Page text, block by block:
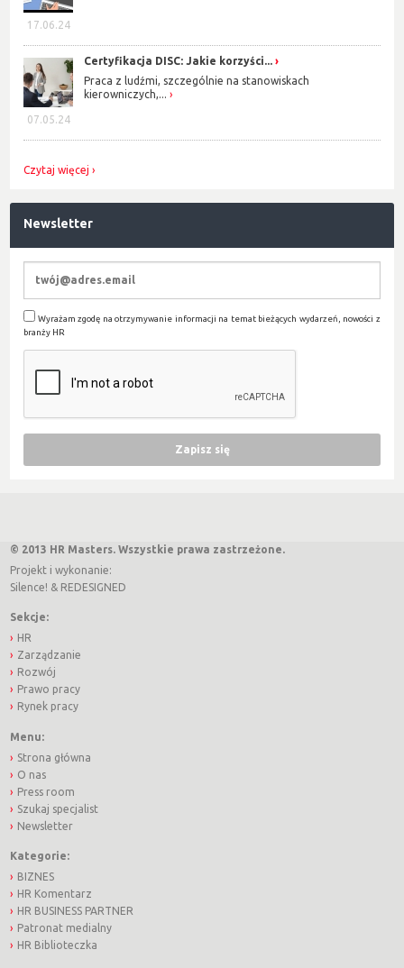
17.06.24
07.05.24
Certyfikacja DISC: Jakie korzyści...
Praca z ludźmi, szczególnie na stanowiskach
kierowniczych,...
Czytaj więcej
Newsletter
Wyrażam zgodę na otrzymywanie informacji na temat bieżących wydarzeń, nowości z
branży HR
© 2013 HR Masters. Wszystkie prawa zastrzeżone.
Projekt i wykonanie:
Silence! & REDESIGNED
Sekcje:
HR
Zarządzanie
Rozwój
Prawo pracy
Rynek pracy
Menu:
Strona główna
O nas
Press room
Szukaj specjalist
Newsletter
Kategorie:
BIZNES
HR Komentarz
HR BUSINESS PARTNER
Patronat medialny
HR Biblioteczka